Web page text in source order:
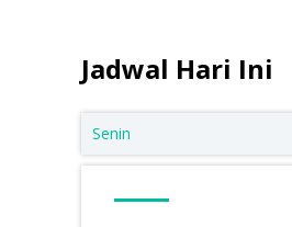
Jadwal Hari Ini
Senin